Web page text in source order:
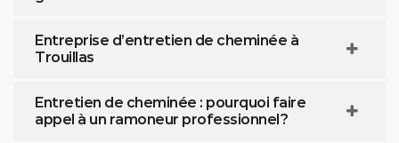
Entreprise d’entretien de cheminée à
Trouillas
Entretien de cheminée : pourquoi faire
appel à un ramoneur professionnel ?